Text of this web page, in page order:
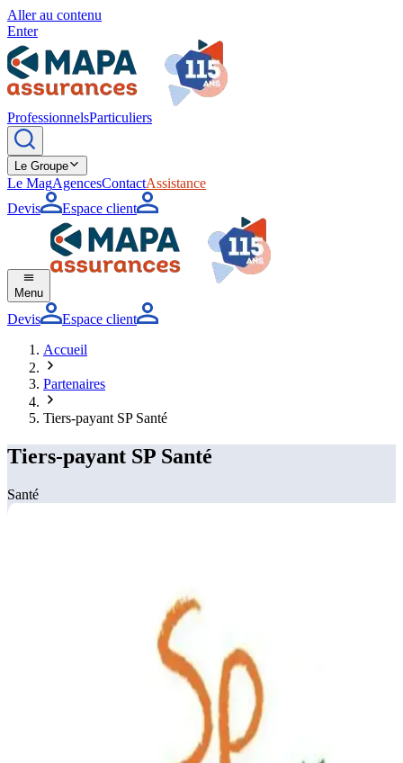
Aller au contenu
Enter
ProfessionnelsParticuliers
Le Groupe
Le MagAgencesContactAssistance
Devis
Espace client
Menu
Devis
Espace client
Accueil
Partenaires
Tiers-payant SP Santé
Tiers-payant SP Santé
Santé